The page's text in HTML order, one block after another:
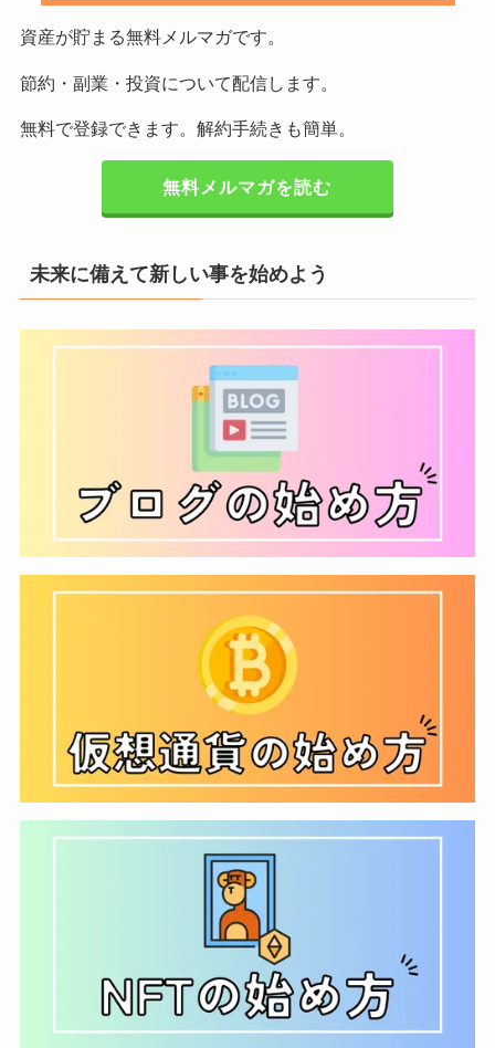
資産が貯まる無料メルマガです。
節約・副業・投資について配信します。
無料で登録できます。解約手続きも簡単。
無料メルマガを読む
未来に備えて新しい事を始めよう